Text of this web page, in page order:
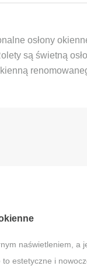
osłony
są świetną
naświetleniem, a
estetyczne i